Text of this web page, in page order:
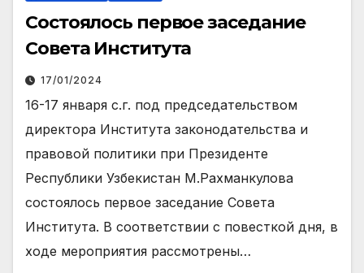
Состоялось первое заседание
Совета Института
17/01/2024
16-17 января с.г. под председательством
директора Института законодательства и
правовой политики при Президенте
Республики Узбекистан М.Рахманкулова
состоялось первое заседание Совета
Института. В соответствии с повесткой дня, в
ходе мероприятия рассмотрены…